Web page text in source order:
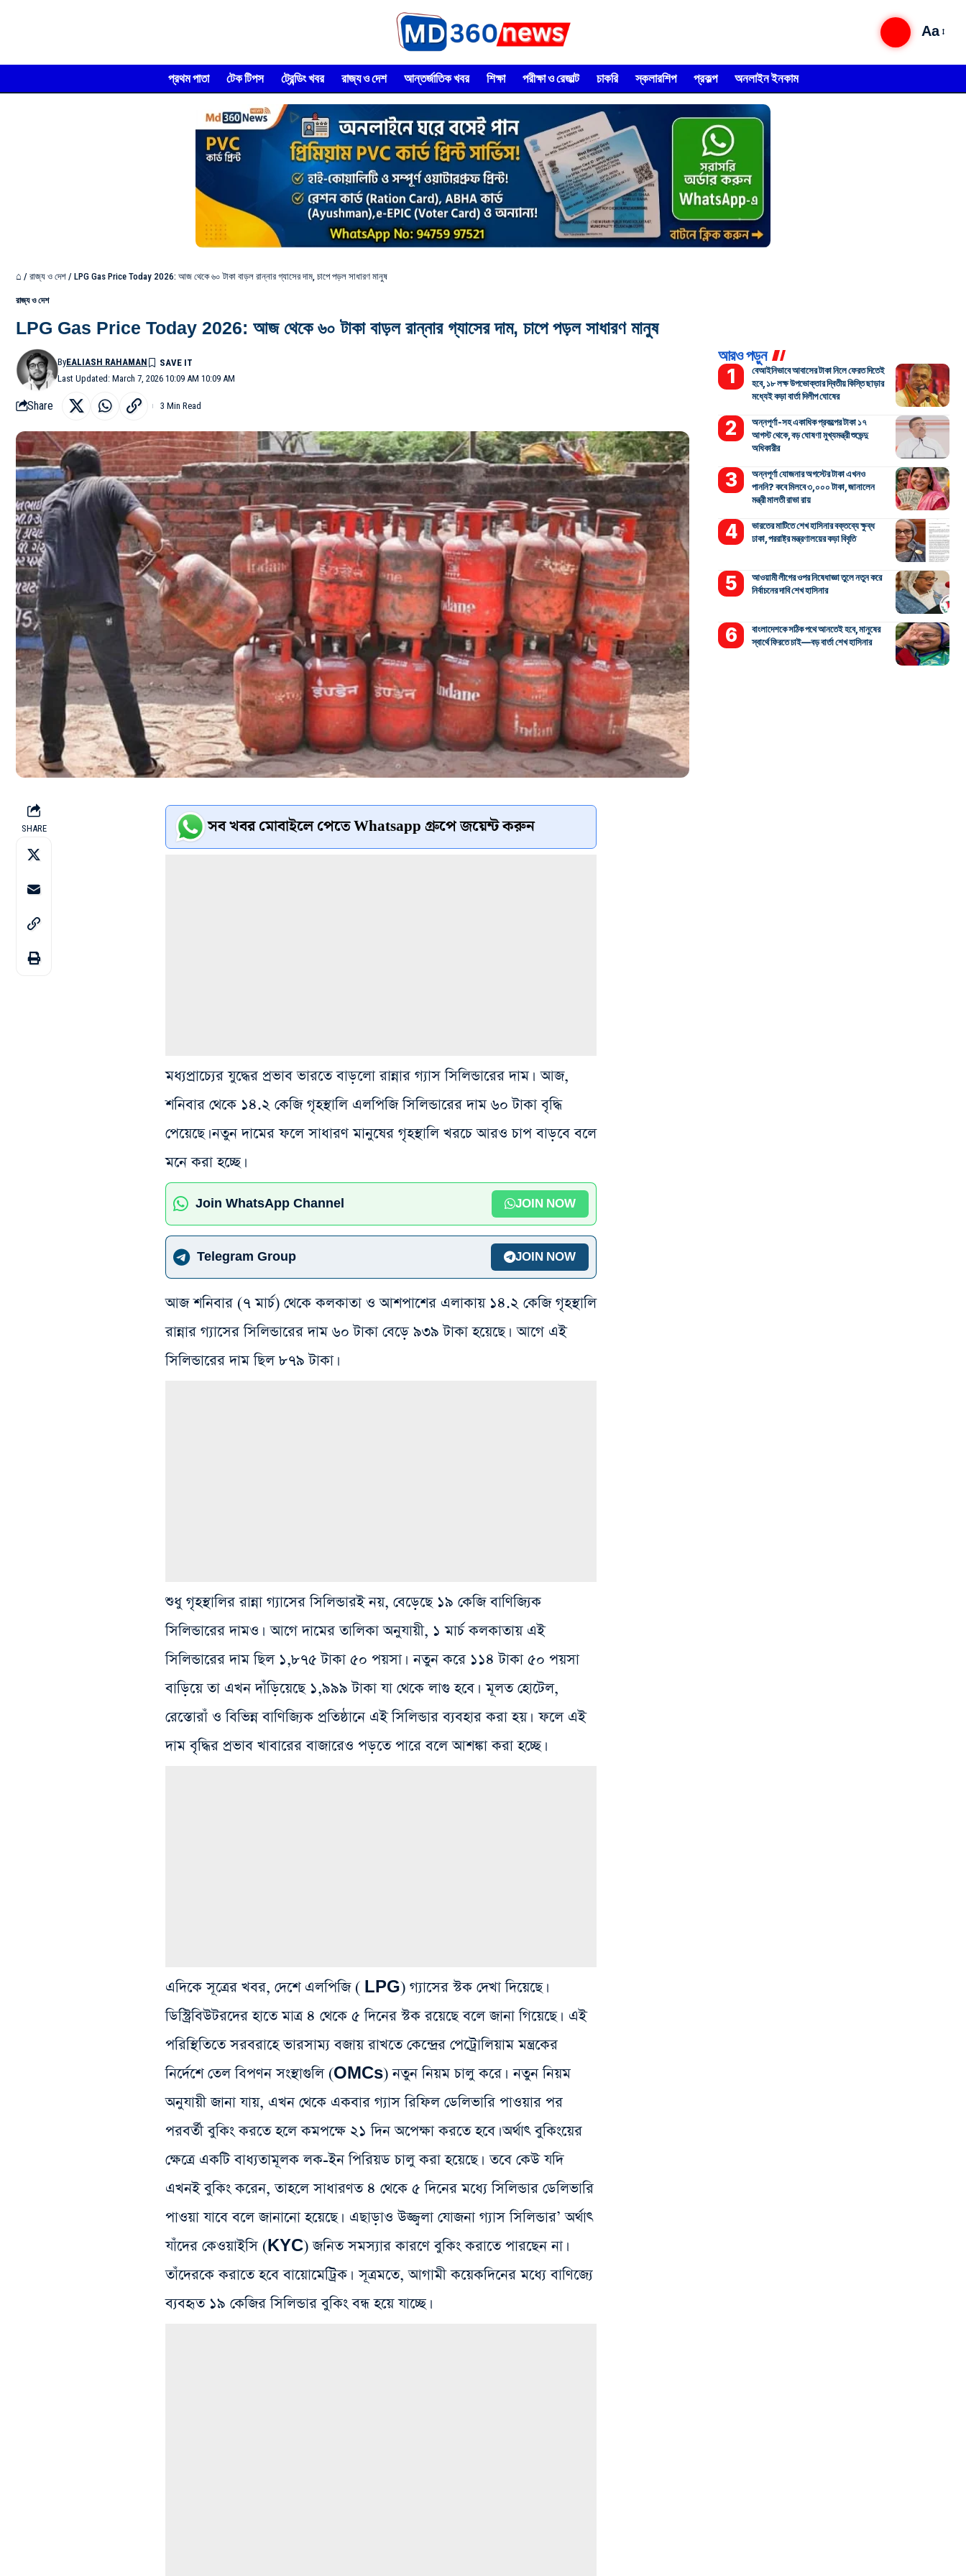
Aa
প্রথম পাতা টেক টিপস ট্রেন্ডিং খবর রাজ্য ও দেশ আন্তর্জাতিক খবর শিক্ষা পরীক্ষা ও রেজাল্ট চাকরি স্কলারশিপ প্রকল্প অনলাইন ইনকাম
⌂ / রাজ্য ও দেশ / LPG Gas Price Today 2026: আজ থেকে ৬০ টাকা বাড়ল রান্নার গ্যাসের দাম, চাপে পড়ল সাধারণ মানুষ
রাজ্য ও দেশ
LPG Gas Price Today 2026: আজ থেকে ৬০ টাকা বাড়ল রান্নার গ্যাসের দাম, চাপে পড়ল সাধারণ মানুষ
Last Updated: March 7, 2026 10:09 AM 10:09 AM
ByEALIASH RAHAMAN
Share 3 Min Read
SHARE সব খবর মোবাইলে পেতে Whatsapp গ্রুপে জয়েন্ট করুন
মধ্যপ্রাচ্যের যুদ্ধের প্রভাব ভারতে বাড়লো রান্নার গ্যাস সিলিন্ডারের দাম। আজ,
শনিবার থেকে ১৪.২ কেজি গৃহস্থালি এলপিজি সিলিন্ডারের দাম ৬০ টাকা বৃদ্ধি
পেয়েছে। নতুন দামের ফলে সাধারণ মানুষের গৃহস্থালি খরচে আরও চাপ বাড়বে বলে
মনে করা হচ্ছে।
Join WhatsApp Channel JOIN NOW
Telegram Group JOIN NOW
আজ শনিবার (৭ মার্চ) থেকে কলকাতা ও আশপাশের এলাকায় ১৪.২ কেজি গৃহস্থালি
রান্নার গ্যাসের সিলিন্ডারের দাম ৬০ টাকা বেড়ে ৯৩৯ টাকা হয়েছে। আগে এই
সিলিন্ডারের দাম ছিল ৮৭৯ টাকা।
শুধু গৃহস্থালির রান্না গ্যাসের সিলিন্ডারই নয়, বেড়েছে ১৯ কেজি বাণিজ্যিক
সিলিন্ডারের দামও। আগে দামের তালিকা অনুযায়ী, ১ মার্চ কলকাতায় এই
সিলিন্ডারের দাম ছিল ১,৮৭৫ টাকা ৫০ পয়সা। নতুন করে ১১৪ টাকা ৫০ পয়সা
বাড়িয়ে তা এখন দাঁড়িয়েছে ১,৯৯৯ টাকা যা থেকে লাগু হবে। মূলত হোটেল,
রেস্তোরাঁ ও বিভিন্ন বাণিজ্যিক প্রতিষ্ঠানে এই সিলিন্ডার ব্যবহার করা হয়। ফলে এই
দাম বৃদ্ধির প্রভাব খাবারের বাজারেও পড়তে পারে বলে আশঙ্কা করা হচ্ছে।
এদিকে সূত্রের খবর, দেশে এলপিজি ( LPG) গ্যাসের স্টক দেখা দিয়েছে।
ডিস্ট্রিবিউটরদের হাতে মাত্র ৪ থেকে ৫ দিনের স্টক রয়েছে বলে জানা গিয়েছে। এই
পরিস্থিতিতে সরবরাহে ভারসাম্য বজায় রাখতে কেন্দ্রের পেট্রোলিয়াম মন্ত্রকের
নির্দেশে তেল বিপণন সংস্থাগুলি (OMCs) নতুন নিয়ম চালু করে। নতুন নিয়ম
অনুযায়ী জানা যায়, এখন থেকে একবার গ্যাস রিফিল ডেলিভারি পাওয়ার পর
পরবর্তী বুকিং করতে হলে কমপক্ষে ২১ দিন অপেক্ষা করতে হবে। অর্থাৎ বুকিংয়ের
ক্ষেত্রে একটি বাধ্যতামূলক লক-ইন পিরিয়ড চালু করা হয়েছে। তবে কেউ যদি
এখনই বুকিং করেন, তাহলে সাধারণত ৪ থেকে ৫ দিনের মধ্যে সিলিন্ডার ডেলিভারি
পাওয়া যাবে বলে জানানো হয়েছে। এছাড়াও উজ্জ্বলা যোজনা গ্যাস সিলিন্ডার’ অর্থাৎ
যাঁদের কেওয়াইসি (KYC) জনিত সমস্যার কারণে বুকিং করাতে পারছেন না।
তাঁদেরকে করাতে হবে বায়োমেট্রিক। সূত্রমতে, আগামী কয়েকদিনের মধ্যে বাণিজ্যে
ব্যবহৃত ১৯ কেজির সিলিন্ডার বুকিং বন্ধ হয়ে যাচ্ছে।
আরও পড়ুন
বেআইনিভাবে আবাসের টাকা নিলে ফেরত দিতেই
হবে, ১৮ লক্ষ উপভোক্তার দ্বিতীয় কিস্তি ছাড়ার
মধ্যেই কড়া বার্তা দিলীপ ঘোষের
অন্নপূর্ণা-সহ একাধিক প্রকল্পের টাকা ১৭
আগস্ট থেকে, বড় ঘোষণা মুখ্যমন্ত্রী শুভেন্দু
অধিকারীর
অন্নপূর্ণা যোজনার অগস্টের টাকা এখনও
পাননি? কবে মিলবে ৩,০০০ টাকা, জানালেন
মন্ত্রী মালতী রাভা রায়
ভারতের মাটিতে শেখ হাসিনার বক্তব্যে ক্ষুব্ধ
ঢাকা, পররাষ্ট্র মন্ত্রণালয়ের কড়া বিবৃতি
আওয়ামী লীগের ওপর নিষেধাজ্ঞা তুলে নতুন করে
নির্বাচনের দাবি শেখ হাসিনার
বাংলাদেশকে সঠিক পথে আনতেই হবে, মানুষের
স্বার্থে ফিরতে চাই—বড় বার্তা শেখ হাসিনার